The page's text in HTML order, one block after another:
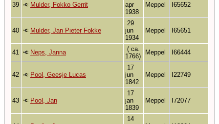
39 Mulder, Fokko Gerrit
apr
1938
Meppel I65652
40 Mulder, Jan Pieter Fokke
29
jun
1934
Meppel I65651
41 Neps, Janna
( ca.
1766)
Meppel I66444
42 Pool, Geesje Lucas
17
jun
1842
Meppel I22749
43 Pool, Jan
17
jan
1839
Meppel I72077
14